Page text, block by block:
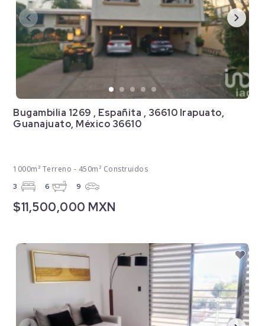
Bugambilia 1269 , Españita , 36610 Irapuato,
Guanajuato, México 36610
1000m² Terreno - 450m² Construidos
3 6 9
$11,500,000 MXN